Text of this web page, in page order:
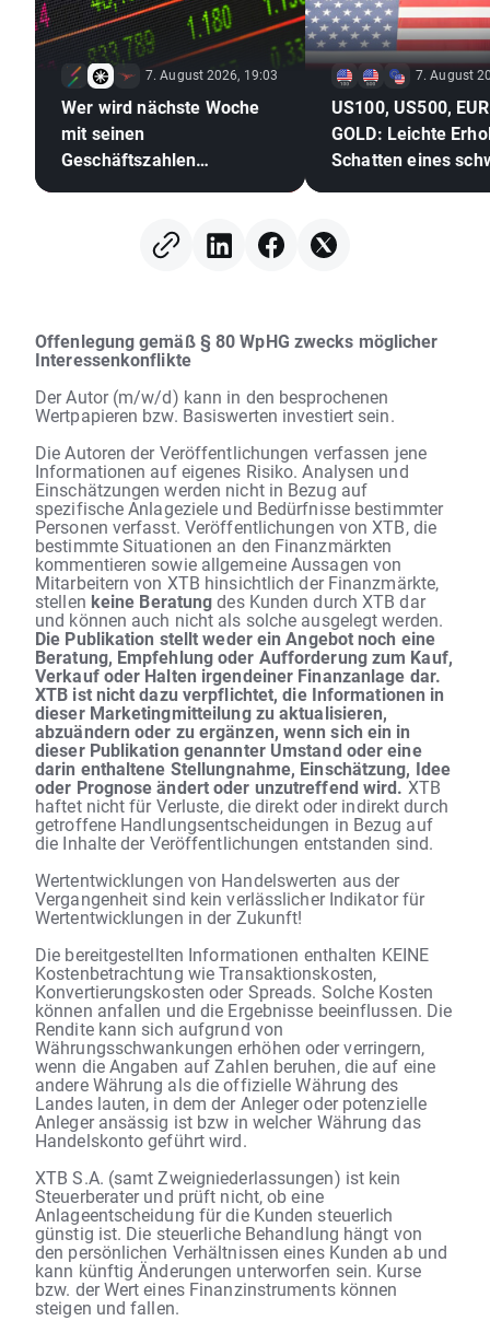
7. August 2026, 19:03
Wer wird nächste Woche
mit seinen
Geschäftszahlen
7. August
US100, US500,
GOLD: Leichte
Schatten eines
Offenlegung gemäß § 80 WpHG zwecks möglicher
Interessenkonflikte
Der Autor (m/w/d) kann in den besprochenen
Wertpapieren bzw. Basiswerten investiert sein.
Die Autoren der Veröffentlichungen verfassen jene
Informationen auf eigenes Risiko. Analysen und
Einschätzungen werden nicht in Bezug auf
spezifische Anlageziele und Bedürfnisse bestimmter
Personen verfasst. Veröffentlichungen von XTB, die
bestimmte Situationen an den Finanzmärkten
kommentieren sowie allgemeine Aussagen von
Mitarbeitern von XTB hinsichtlich der Finanzmärkte,
stellen keine Beratungdes Kunden durch XTB dar
und können auch nicht als solche ausgelegt werden.
Die Publikation stellt weder ein Angebot noch eine
Beratung, Empfehlung oder Aufforderung zum Kauf,
Verkauf oder Halten irgendeiner Finanzanlage dar.
XTB ist nicht dazu verpflichtet, die Informationen in
dieser Marketingmitteilung zu aktualisieren,
abzuändern oder zu ergänzen, wenn sich ein in
dieser Publikation genannter Umstand oder eine
darin enthaltene Stellungnahme, Einschätzung, Idee
oder Prognose ändert oder unzutreffend wird. XTB
haftet nicht für Verluste, die direkt oder indirekt durch
getroffene Handlungsentscheidungen in Bezug auf
die Inhalte der Veröffentlichungen entstanden sind.
Wertentwicklungen von Handelswerten aus der
Vergangenheit sind kein verlässlicher Indikator für
Wertentwicklungen in der Zukunft!
Die bereitgestellten Informationen enthalten KEINE
Kostenbetrachtung wie Transaktionskosten,
Konvertierungskosten oder Spreads. Solche Kosten
können anfallen und die Ergebnisse beeinflussen. Die
Rendite kann sich aufgrund von
Währungsschwankungen erhöhen oder verringern,
wenn die Angaben auf Zahlen beruhen, die auf eine
andere Währung als die offizielle Währung des
Landes lauten, in dem der Anleger oder potenzielle
Anleger ansässig ist bzw in welcher Währung das
Handelskonto geführt wird.
XTB S.A. (samt Zweigniederlassungen) ist kein
Steuerberater und prüft nicht, ob eine
Anlageentscheidung für die Kunden steuerlich
günstig ist. Die steuerliche Behandlung hängt von
den persönlichen Verhältnissen eines Kunden ab und
kann künftig Änderungen unterworfen sein. Kurse
bzw. der Wert eines Finanzinstruments können
steigen und fallen.